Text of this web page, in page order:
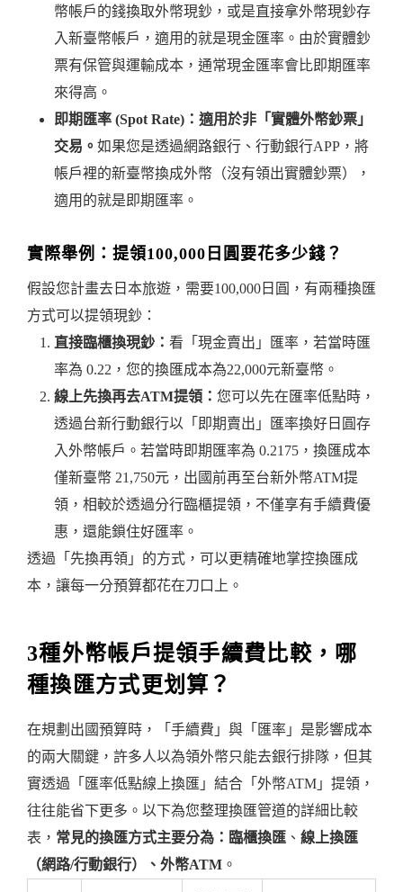
幣帳戶的錢換取外幣現鈔，或是直接拿外幣現鈔存
入新臺幣帳戶，適用的就是現金匯率。由於實體鈔
票有保管與運輸成本，通常現金匯率會比即期匯率
來得高。
即期匯率 (Spot Rate)：適用於非「實體外幣鈔票」
交易。 如果您是透過網路銀行、行動銀行APP，將
帳戶裡的新臺幣換成外幣（沒有領出實體鈔票），
適用的就是即期匯率。
實際舉例：提領100,000日圓要花多少錢？
假設您計畫去日本旅遊，需要100,000日圓，有兩種換匯
方式可以提領現鈔：
直接臨櫃換現鈔： 看「現金賣出」匯率，若當時匯
率為 0.22，您的換匯成本為22,000元新臺幣。
線上先換再去ATM提領： 您可以先在匯率低點時，
透過台新行動銀行以「即期賣出」匯率換好日圓存
入外幣帳戶。若當時即期匯率為 0.2175，換匯成本
僅新臺幣 21,750元，出國前再至台新外幣ATM提
領，相較於透過分行臨櫃提領，不僅享有手續費優
惠，還能鎖住好匯率。
透過「先換再領」的方式，可以更精確地掌控換匯成
本，讓每一分預算都花在刀口上。
3種外幣帳戶提領手續費比較，哪
種換匯方式更划算？
在規劃出國預算時，「手續費」與「匯率」是影響成本
的兩大關鍵，許多人以為領外幣只能去銀行排隊，但其
實透過「匯率低點線上換匯」結合「外幣ATM」提領，
往往能省下更多。以下為您整理換匯管道的詳細比較
表， 常見的換匯方式主要分為：臨櫃換匯 、 線上換匯
（網路/行動銀行）、外幣ATM 。